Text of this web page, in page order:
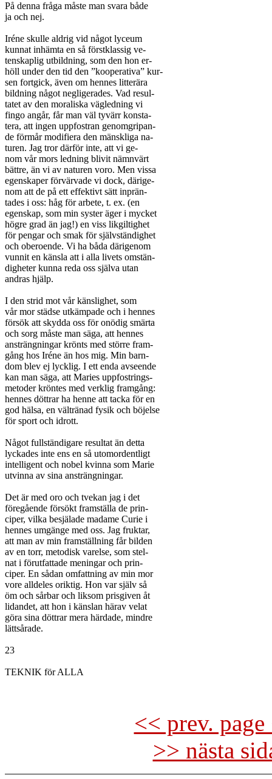
På denna fråga måste man svara både
ja och nej.
Iréne skulle aldrig vid något lyceum
kunnat inhämta en så förstklassig ve-
tenskaplig utbildning, som den hon er-
höll under den tid den ”kooperativa” kur-
sen fortgick, även om hennes litterära
bildning något negligerades. Vad resul-
tatet av den moraliska vägledning vi
fingo angår, får man väl tyvärr konsta-
tera, att ingen uppfostran genomgripan-
de förmår modifiera den mänskliga na-
turen. Jag tror därför inte, att vi ge-
nom vår mors ledning blivit nämnvärt
bättre, än vi av naturen voro. Men vissa
egenskaper förvärvade vi dock, därige-
nom att de på ett effektivt sätt inprän-
tades i oss: håg för arbete, t. ex. (en
egenskap, som min syster äger i mycket
högre grad än jag!) en viss likgiltighet
för pengar och smak för självständighet
och oberoende. Vi ha båda därigenom
vunnit en känsla att i alla livets omstän-
digheter kunna reda oss själva utan
andras hjälp.
I den strid mot vår känslighet, som
vår mor städse utkämpade och i hennes
försök att skydda oss för onödig smärta
och sorg måste man säga, att hennes
ansträngningar krönts med större fram-
gång hos Iréne än hos mig. Min barn-
dom blev ej lycklig. I ett enda avseende
kan man säga, att Maries uppfostrings-
metoder kröntes med verklig framgång:
hennes döttrar ha henne att tacka för en
god hälsa, en vältränad fysik och böjelse
för sport och idrott.
Något fullständigare resultat än detta
lyckades inte ens en så utomordentligt
intelligent och nobel kvinna som Marie
utvinna av sina ansträngningar.
Det är med oro och tvekan jag i det
föregående försökt framställa de prin-
ciper, vilka besjälade madame Curie i
hennes umgänge med oss. Jag fruktar,
att man av min framställning får bilden
av en torr, metodisk varelse, som stel-
nat i förutfattade meningar och prin-
ciper. En sådan omfattning av min mor
vore alldeles oriktig. Hon var själv så
öm och sårbar och liksom prisgiven åt
lidandet, att hon i känslan härav velat
göra sina döttrar mera härdade, mindre
lättsårade.
23
TEKNIK för ALLA
<< prev.
>> nästa